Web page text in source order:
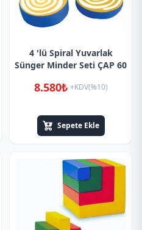
4 'lü Spiral Yuvarlak
Sünger Minder Seti ÇAP 60
8.580₺ +KDV(%10)
Sepete Ekle